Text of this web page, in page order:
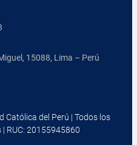
15088, Lima – Perú
del Perú | Todos los
RUC: 20155945860